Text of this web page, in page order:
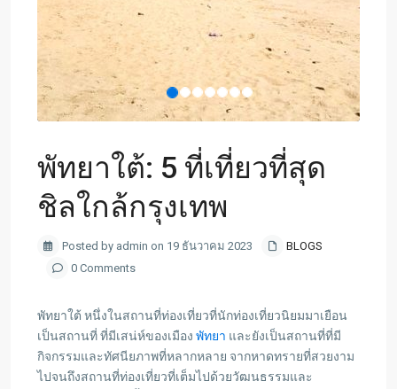
พัทยาใต้: 5 ที่เที่ยวที่สุด
ชิลใกล้กรุงเทพ
Posted by admin on 19 ธันวาคม 2023
BLOGS
0 Comments
พัทยาใต้ หนึ่งในสถานที่ท่องเที่ยวที่นักท่องเที่ยวนิยมมาเยือน
เป็นสถานที่ ที่มีเสน่ห์ของเมือง พัทยา และยังเป็นสถานที่ที่มี
กิจกรรมและทัศนียภาพที่หลากหลาย จากหาดทรายที่สวยงาม
ไปจนถึงสถานที่ท่องเที่ยวที่เต็มไปด้วยวัฒนธรรมและ